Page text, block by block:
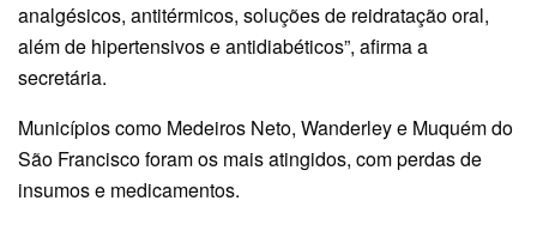
analgésicos, antitérmicos, soluções de reidratação oral,
além de hipertensivos e antidiabéticos”, afirma a
secretária.
Municípios como Medeiros Neto, Wanderley e Muquém do
São Francisco foram os mais atingidos, com perdas de
insumos e medicamentos.